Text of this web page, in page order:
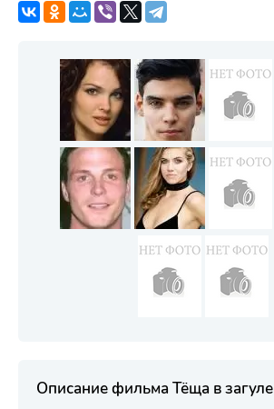
Описание фильма Тёща в загуле